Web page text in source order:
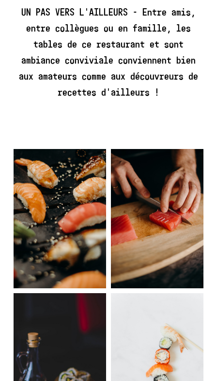
UN PAS VERS L'AILLEURS - Entre amis,
entre collègues ou en famille, les
tables de ce restaurant et sont
ambiance conviviale conviennent bien
aux amateurs comme aux découvreurs de
recettes d'ailleurs !